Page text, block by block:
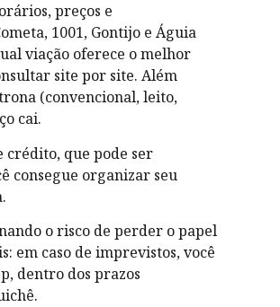
preços e
1001, Gontijo e Águia
viação oferece o melhor
site por site. Além
(convencional, leito,
cai.
crédito, que pode ser
consegue organizar seu
o risco de perder o papel
em caso de imprevistos, você
dentro dos prazos